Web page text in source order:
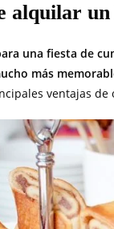
alquilar
una fiesta de
más
ventajas de